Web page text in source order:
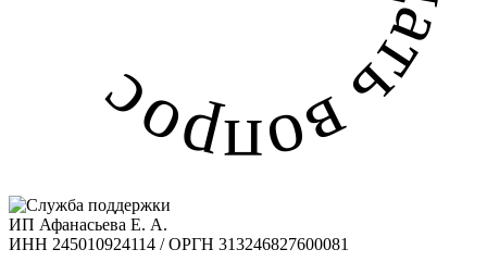
ИП Афанасьева Е. А.
ИНН 245010924114 / ОРГН 313246827600081